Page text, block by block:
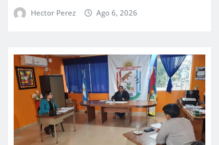
Hector Perez Ago 6, 2026